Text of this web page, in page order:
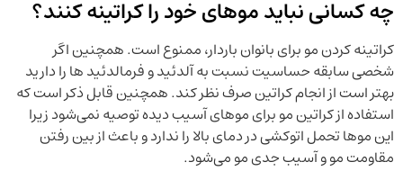
چه کسانی نباید موهای خود را کراتینه کنند؟
کراتینه کردن مو برای بانوان باردار، ممنوع است. همچنین اگر
شخصی سابقه حساسیت نسبت به آلدئید و فرمالدئید ها را دارید
بهتر است از انجام کراتین صرف نظر کند. همچنین قابل ذکر است که
استفاده از کراتین مو برای موهای آسیب دیده توصیه نمی‌شود زیرا
این موها تحمل اتوکشی در دمای بالا را ندارد و باعث از بین رفتن
مقاومت مو و آسیب جدی مو می‌شود.